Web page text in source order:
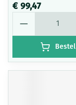
€ 99,47
Bestel